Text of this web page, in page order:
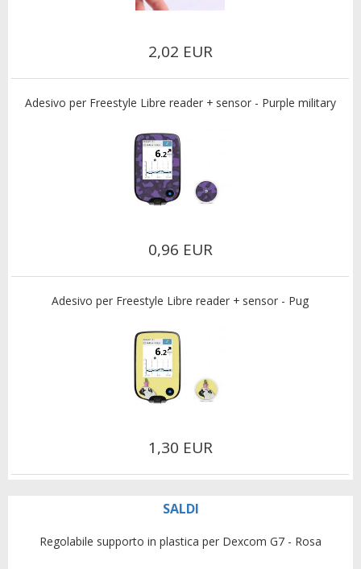
2,02 EUR
Adesivo per Freestyle Libre reader + sensor - Purple military
0,96 EUR
Adesivo per Freestyle Libre reader + sensor - Pug
1,30 EUR
SALDI
Regolabile supporto in plastica per Dexcom G7 - Rosa